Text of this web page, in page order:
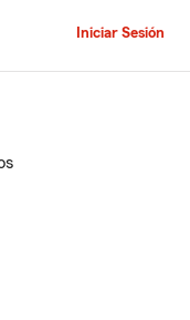
Iniciar Sesión